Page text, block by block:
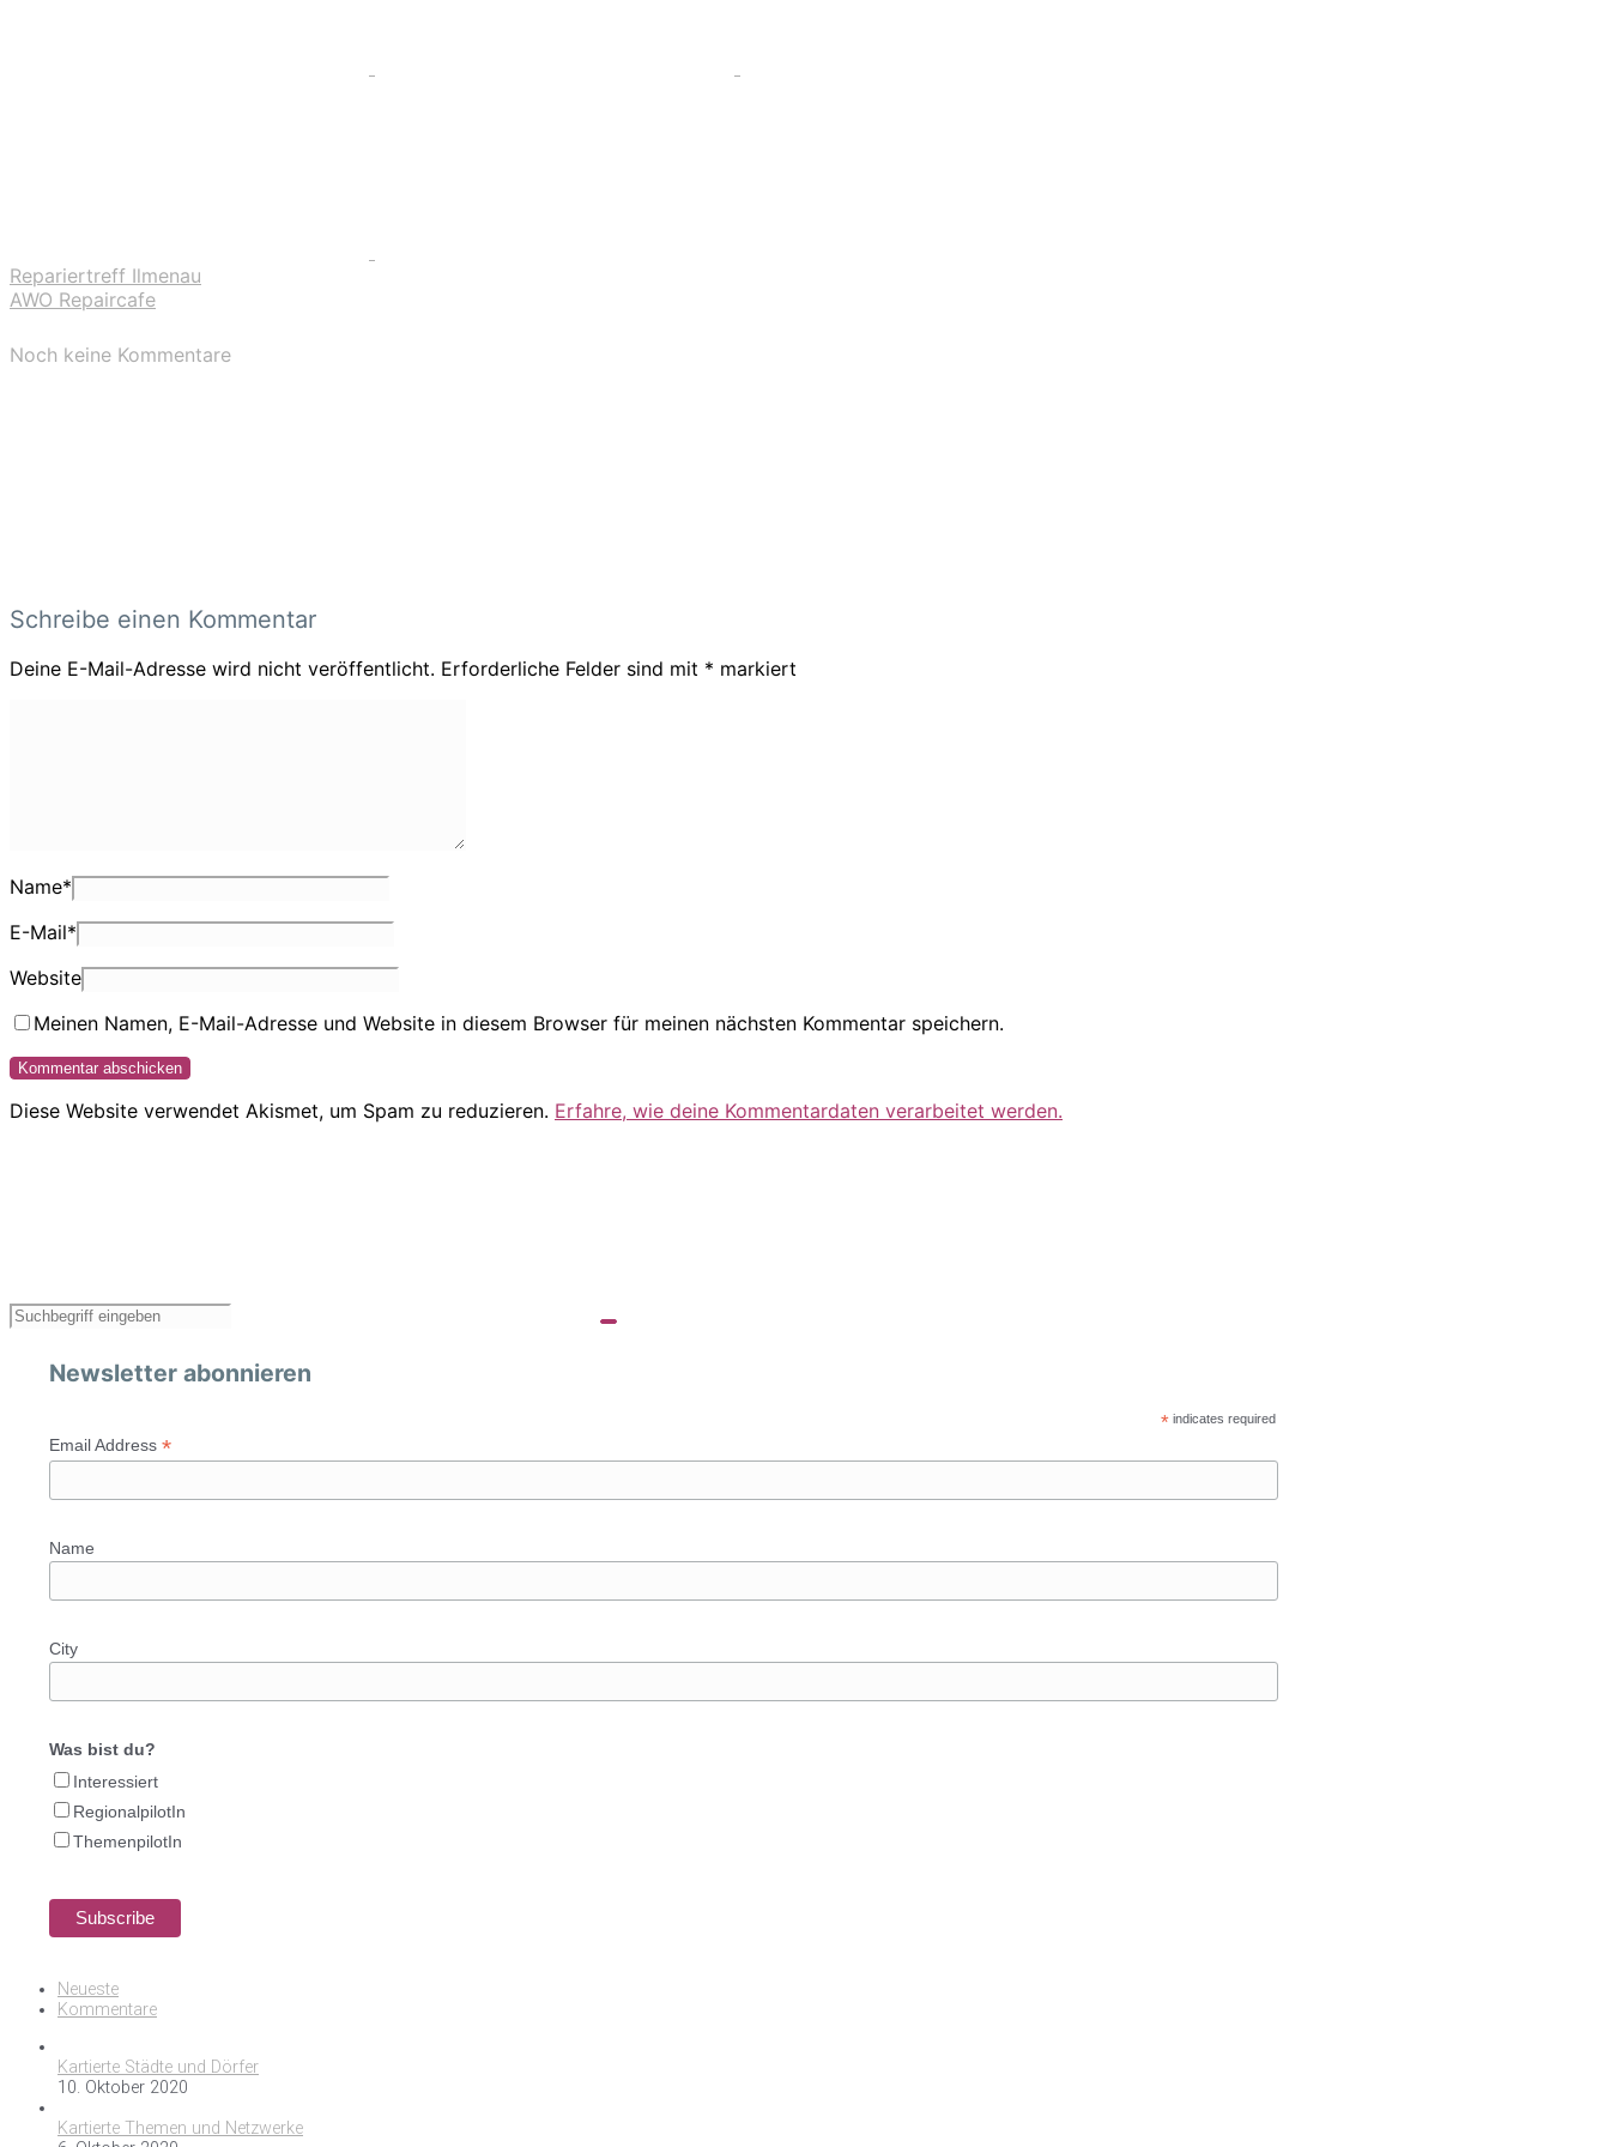
Repariertreff Ilmenau
AWO Repaircafe
Noch keine Kommentare
Schreibe einen Kommentar
Deine E-Mail-Adresse wird nicht veröffentlicht. Erforderliche Felder sind mit * markiert
Name*
E-Mail*
Website
Meinen Namen, E-Mail-Adresse und Website in diesem Browser für meinen nächsten Kommentar speichern.
Diese Website verwendet Akismet, um Spam zu reduzieren. Erfahre, wie deine Kommentardaten verarbeitet werden.
Newsletter abonnieren
* indicates required
Email Address *
Name
City
Was bist du?
Interessiert
RegionalpilotIn
ThemenpilotIn
Neueste
Kommentare
Kartierte Städte und Dörfer
10. Oktober 2020
Kartierte Themen und Netzwerke